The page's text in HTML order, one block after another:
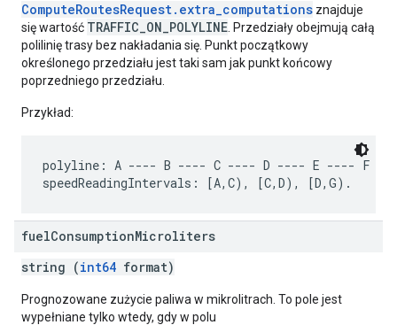
ComputeRoutesRequest.extra_computations znajduje
się wartość TRAFFIC_ON_POLYLINE . Przedziały obejmują całą
polilinię trasy bez nakładania się. Punkt początkowy
określonego przedziału jest taki sam jak punkt końcowy
poprzedniego przedziału.
Przykład:
polyline: A ---- B ---- C ---- D ---- E ---- F
fuelConsumptionMicroliters
string (int64 format)
Prognozowane zużycie paliwa w mikrolitrach. To pole jest
wypełniane tylko wtedy, gdy w polu